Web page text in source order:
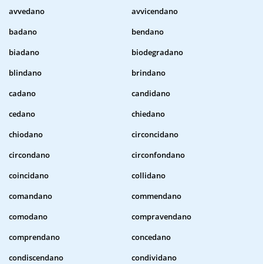
avvedano
avvicendano
badano
bendano
biadano
biodegradano
blindano
brindano
cadano
candidano
cedano
chiedano
chiodano
circoncidano
circondano
circonfondano
coincidano
collidano
comandano
commendano
comodano
compravendano
comprendano
concedano
condiscendano
condividano